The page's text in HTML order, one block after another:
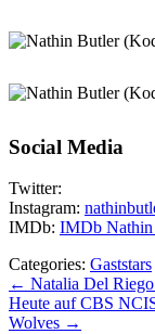
Social Media
Twitter:
Instagram:
IMDb: IMDb
Categories: Gaststars
← Natalia Del
Heute auf CBS
Wolves →